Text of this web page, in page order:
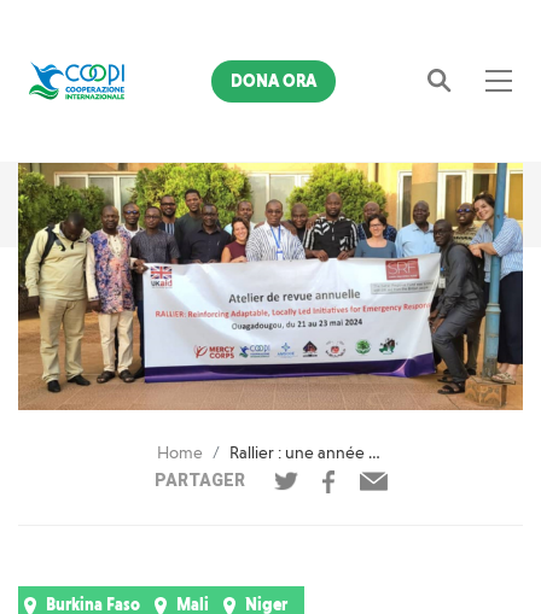
Cerca
DONA ORA
Home
Rallier : une année de progrès pour soutenir les populations touchées par la crise au Sahel
PARTAGER
Burkina Faso Mali Niger